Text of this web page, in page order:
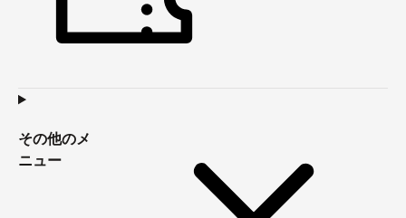
その他のメ
ニュー